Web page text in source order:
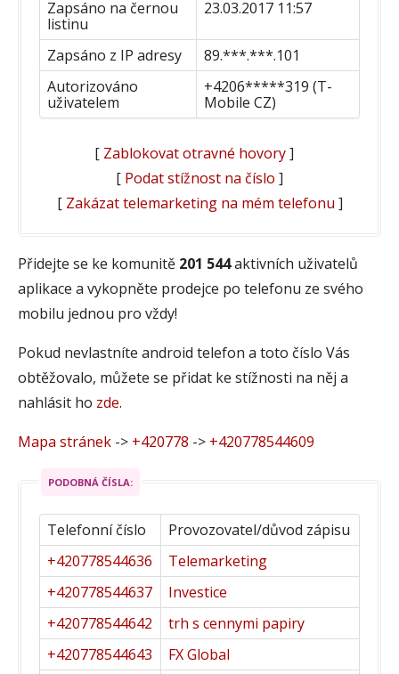
Zapsáno na černou
listinu
23.03.2017 11:57
Zapsáno z IP adresy
89.***.***.101
Autorizováno
uživatelem
+4206*****319 (T-
Mobile CZ)
[ Zablokovat otravné hovory]
[ Podat stížnost na číslo ]
[ Zakázat telemarketing na mém telefonu ]
Přidejte se ke komunitě 201 544aktivních uživatelů
aplikace a vykopněte prodejce po telefonu ze svého
mobilu jednou pro vždy!
Pokud nevlastníte android telefon a toto číslo Vás
obtěžovalo, můžete se přidat ke stížnosti na něj a
nahlásit ho zde.
Mapa stránek -> +420778 -> +420778544609
PODOBNÁ ČÍSLA:
Telefonní číslo
Provozovatel/důvod zápisu
+420778544636
Telemarketing
+420778544637
Investice
+420778544642
trh s cennymi papiry
+420778544643
FX Global